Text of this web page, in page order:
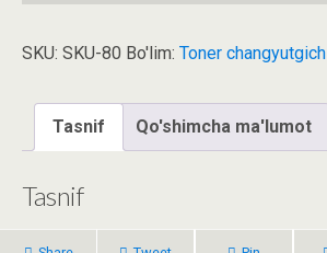
SKU: SKU-80 Bo'lim: Toner changyutgich
Tasnif Qo'shimcha ma'lumot
Tasnif